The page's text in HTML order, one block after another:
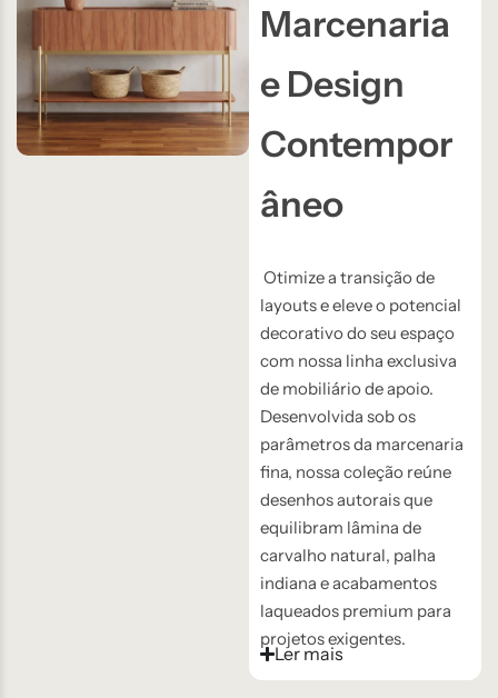
Marcenaria
e Design
Contempor
âneo
Otimize a transição de
layouts e eleve o potencial
decorativo do seu espaço
com nossa linha exclusiva
de mobiliário de apoio.
Desenvolvida sob os
parâmetros da marcenaria
fina, nossa coleção reúne
desenhos autorais que
equilibram lâmina de
carvalho natural, palha
indiana e acabamentos
laqueados premium para
projetos exigentes.
Ler mais